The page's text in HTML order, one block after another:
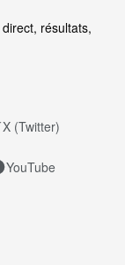
résultats,
X (Twitter)
YouTube